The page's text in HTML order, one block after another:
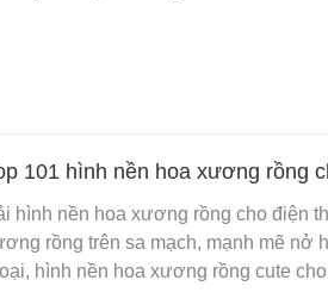
101 hình nền hoa xương rồng
hình nền hoa xương rồng cho điện
rồng trên sa mạch, mạnh mẽ nở
hình nền hoa xương rồng cute